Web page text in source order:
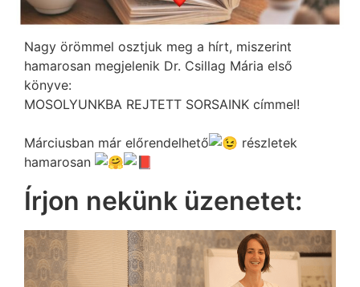
Nagy örömmel osztjuk meg a hírt, miszerint
hamarosan megjelenik Dr. Csillag Mária első
könyve:
MOSOLYUNKBA REJTETT SORSAINK címmel!
Márciusban már előrendelhető
részletek
hamarosan
Írjon nekünk üzenetet: